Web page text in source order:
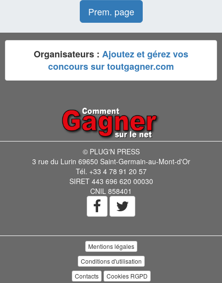
Prem. page
Organisateurs : Ajoutez et gérez vos
concours sur toutgagner.com
© PLUG'N PRESS
3 rue du Lurin 69650 Saint-Germain-au-Mont-d'Or
Tél. +33 4 78 91 20 57
SIRET 443 696 620 00030
CNIL 858401
Mentions légales
Conditions d'utilisation
Contacts
Cookies RGPD